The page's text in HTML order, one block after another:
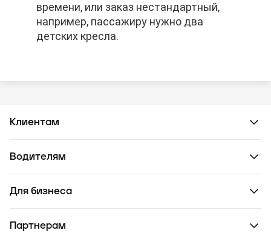
времени, или заказ нестандартный,
например, пассажиру нужно два
детских кресла.
времени, или заказ нестандартный,
например, пассажиру нужно два
детских кресла.
времени, или заказ нестандартный,
например, пассажиру нужно два
детских кресла.
Клиентам
Водителям
Для бизнеса
Партнерам